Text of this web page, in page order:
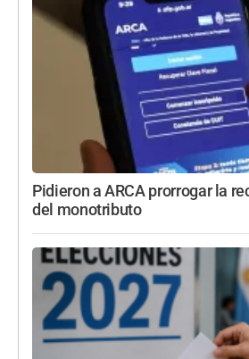
Pidieron a ARCA prorrogar la
del monotributo